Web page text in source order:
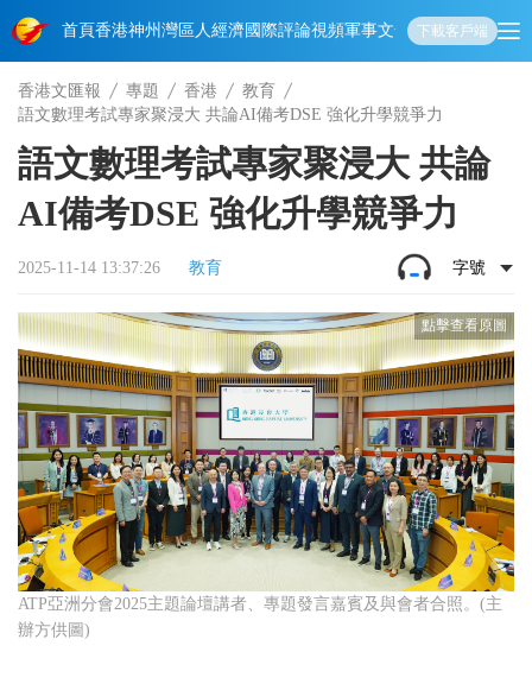
首頁香港神州 灣區人經濟國際評論視頻軍事文化 娛樂生活教育體
下載客戶端
香港文匯報 專題 香港
教育
語文數理考試專家聚浸大 共論AI備考DSE 強化升學競爭力
語文數理考試專家聚浸大 共論
AI備考DSE 強化升學競爭力
2025-11-14 13:37:26 教育 字號
ATP亞洲分會2025主題論壇講者、專題發言嘉賓及與會者合照。(主
辦方供圖)